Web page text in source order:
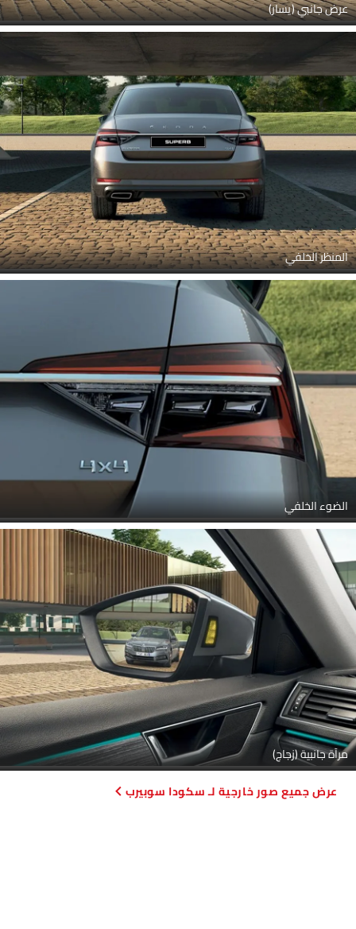
عرض جانبي (يسار)
المنظر الخلفي
الضوء الخلفي
مرآة جانبية (زجاج)
صور خارجية لـ سكودا سوبيرب